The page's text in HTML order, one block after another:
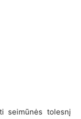
seimūnės tolesnį